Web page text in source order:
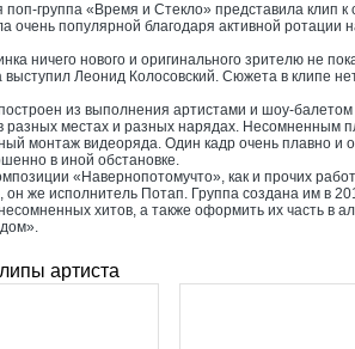
поп-группа «Время и Стекло» представила клип
очень популярной благодаря активной ротации
ничего нового и оригинального зрителю не
выступил Леонид Колосовский. Сюжета в клипе
из выполнения артистами и шоу-
разных местах и разных нарядах. Несомненным
монтаж видеоряда. Один кадр очень плавно и
в иной обстановке.
«Навернопотомучто», как и прочих
он же исполнитель Потап. Группа создана им в
хитов, а также оформить их часть в
артиста